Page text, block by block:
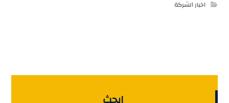
اخبار الشركة